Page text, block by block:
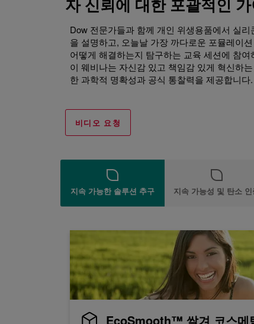
자 신뢰에 대한 포괄적인
Dow 전문가들과 함께 개인 위생용품에서 실리
을 설명하고, 오늘날 가장 까다로운 포뮬레이
어떻게 해결하는지 탐구하는 교육 세션에 참여
이 웨비나는 자신감 있고 책임감 있게 혁신하
한 과학적 명확성과 공식 통찰력을 제공합니다.
비디오 요청
지속 가능한 솔루션 추구 지속 가능성 및 탄소
EcoSmooth™ 쌀겨 코스메